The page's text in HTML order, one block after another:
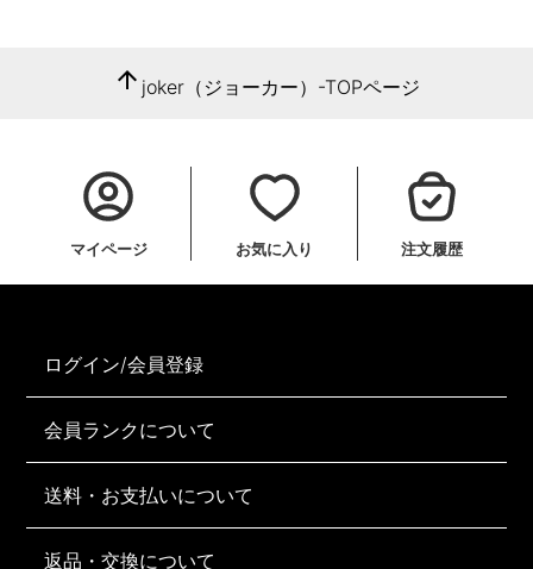
arrow_upward joker（ジョーカー）-TOPページ
マイページ お気に入り 注文履歴
ログイン/会員登録
会員ランクについて
送料・お支払いについて
返品・交換について